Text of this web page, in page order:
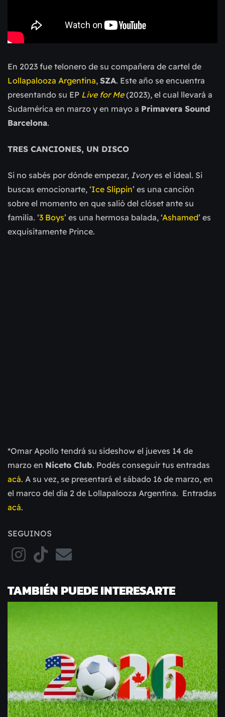
En 2023 fue telonero de su compañera de cartel de
Lollapalooza Argentina, SZA. Este año se encuentra
presentando su EP Live for Me (2023), el cual llevará a
Sudamérica en marzo y en mayo a Primavera Sound
Barcelona.
TRES CANCIONES, UN DISCO
Si no sabés por dónde empezar, Ivoryes el ideal. Si
buscas emocionarte, ‘Ice Slippin’ es una canción
sobre el momento en que salió del clóset ante su
familia. ‘3 Boys’ es una hermosa balada, ‘Ashamed’ es
exquisitamente Prince.
*Omar Apollo tendrá su sideshow el jueves 14 de
marzo en Niceto Club. Podés conseguir tus entradas
acá. A su vez, se presentará el sábado 16 de marzo, en
el marco del día 2 de Lollapalooza Argentina. Entradas
acá.
SEGUINOS
TAMBIÉN PUEDE INTERESARTE